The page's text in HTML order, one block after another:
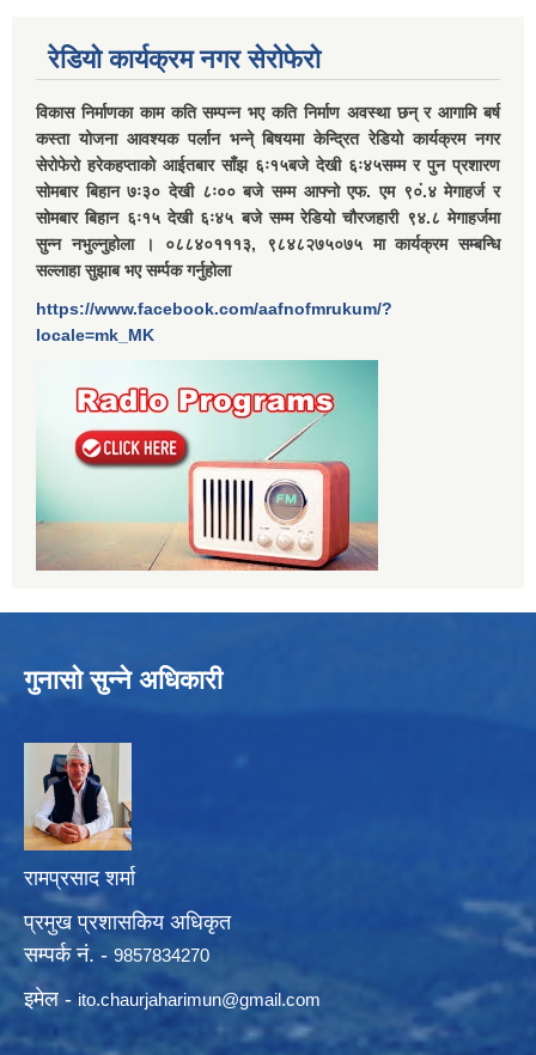
रेडियो कार्यक्रम नगर सेरोफेरो
विकास निर्माणका काम कति सम्पन्न भए कति निर्माण अवस्था छन् र आगामि बर्ष
कस्ता योजना आवश्यक पर्लान भन्ने् बिषयमा केन्द्रित रेडियो कार्यक्रम नगर
सेरोफेरो हरेकहप्ताको आईतबार साँझ ६ः१५बजे देखी ६ः४५सम्म र पुन प्रशारण
सोमबार बिहान ७ः३० देखी ८ः०० बजे सम्म आफ्नो एफ. एम ९०ं.४ मेगाहर्ज र
सोमबार बिहान ६ः१५ देखी ६ः४५ बजे सम्म रेडियो चौरजहारी ९४.८ मेगाहर्जमा
सुन्न नभुल्नुहोला । ०८८४०१११३, ९८४८२७५०७५ मा कार्यक्रम सम्बन्धि
सल्लाहा सुझाब भए सर्म्पक गर्नुहोला
https://www.facebook.com/aafnofmrukum/?
locale=mk_MK
गुनासो सुन्ने अधिकारी
रामप्रसाद शर्मा
प्रमुख प्रशासकिय अधिकृत
सम्पर्क नं. - 9857834270
इमेल - ito.chaurjaharimun@gmail.com